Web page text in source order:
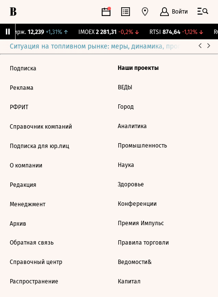
Войти
Бирж. 12,239 +1,31%↑ IMOEX 2 281,31 -0,2%↓ RTSI 874,64 -1,12%↓
Ситуация на топливном рынке: меры, динамика, прогнозы
Подписка
Реклама
РФРИТ
Справочник компаний
Подписка для юр.лиц
О компании
Редакция
Менеджмент
Архив
Обратная связь
Справочный центр
Распространение
Наши проекты
ВЕДЫ
Город
Аналитика
Промышленность
Наука
Здоровье
Конференции
Премия Импульс
Правила торговли
Ведомости&
Капитал